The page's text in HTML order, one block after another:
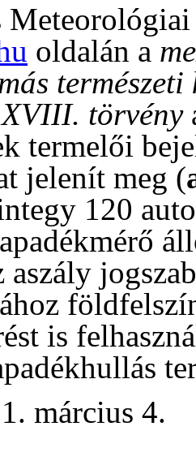
oldalán a
törvény
termelői
jelenít meg (
120
is
március 4.